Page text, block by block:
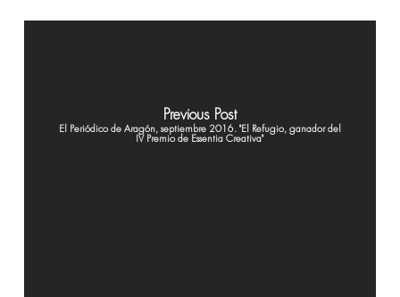
Previous Post
El Periódico de Aragón, septiembre 2016. "El Refugio, ganador del
IV Premio de Essentia Creativa"